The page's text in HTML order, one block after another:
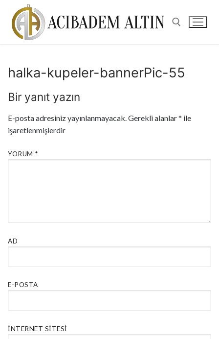
halka-kupeler-bannerPic-55
Bir yanıt yazın
E-posta adresiniz yayınlanmayacak.Gerekli alanlar* ile
işaretlenmişlerdir
YORUM *
AD
E-POSTA
İNTERNET SITESI